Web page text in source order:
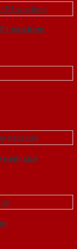
van kem
nam cua